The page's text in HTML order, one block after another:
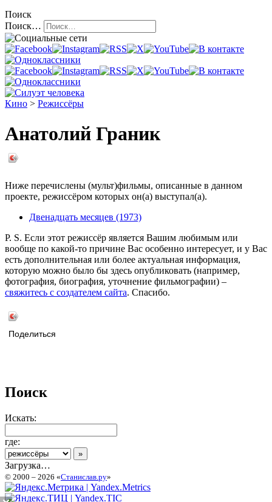
Поиск
Поиск…
Кино > Режиссёры
Анатолий Граник
Ниже перечислены (мульт)фильмы, описанные в данном
проекте, режиссёром которых он(а) выступал(а).
Двенадцать месяцев (1973)
P. S. Если этот режиссёр является Вашим любимым или
вообще по какой-то причине Вас особенно интересует, и у Вас
есть дополнительная или более актуальная информация,
которую можно было бы здесь опубликовать (например,
фотография, биография, уточнение фильмографии) –
свяжитесь с создателем сайта. Спасибо.
Поделиться
Поиск
Искать:
где:
Загрузка…
© 2000 – 2026 «Станислав.ру»